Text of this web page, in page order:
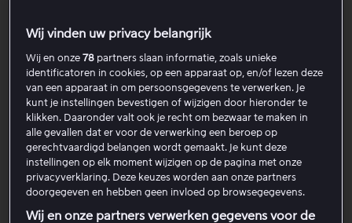
Probeer de onderstaande stappen als content niet start,
buffert of stopt tijdens het kijken op Viaplay.
1. Controleer je internetverbinding
2. Controleer of je apparaat wordt
ondersteund
3. Start het apparaat opnieuw op
Wij vinden uw privacy belangrijk
Wij en onze78 partners slaan informatie, zoals unieke
identificatoren in cookies, op een apparaat op, en/of lezen deze
van een apparaat in om persoonsgegevens te verwerken. Je
kunt je instellingen bevestigen of wijzigen door hieronder te
klikken. Daaronder valt ook je recht om bezwaar te maken in
alle gevallen dat er voor de verwerking een beroep op
gerechtvaardigd belangen wordt gemaakt. Je kunt deze
instellingen op elk moment wijzigen op de pagina met onze
privacyverklaring. Deze keuzes worden aan onze partners
doorgegeven en hebben geen invloed op browsegegevens.
Wij en onze partners verwerken gegevens voor de